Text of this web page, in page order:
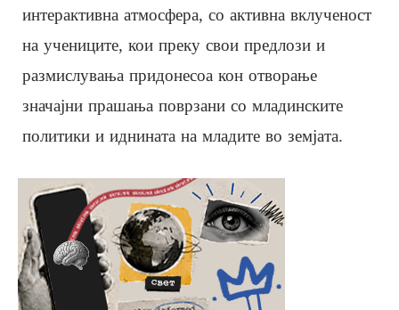
интерактивна атмосфера, со активна вклученост
на учениците, кои преку свои предлози и
размислувања придонесоа кон отворање
значајни прашања поврзани со младинските
политики и иднината на младите во земјата.